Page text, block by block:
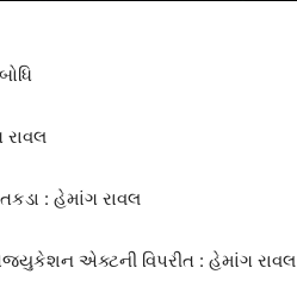
રાવલ
: હેમાંગ રાવલ
એક્ટની વિપરીત : હેમાંગ રાવલ